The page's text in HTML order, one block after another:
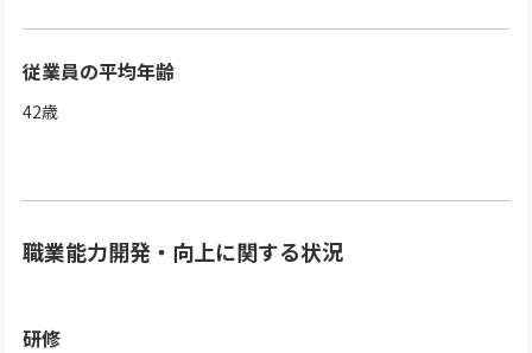
従業員の平均年齢
42歳
職業能力開発・向上に関する状況
研修